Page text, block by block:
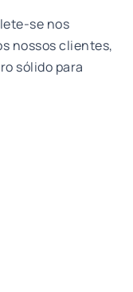
se nos
nossos clientes,
sólido para